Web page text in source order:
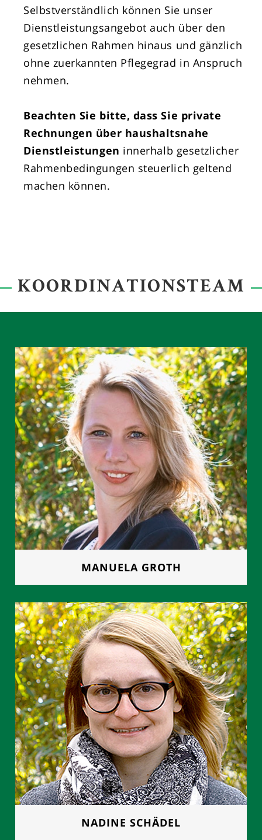
Selbstverständlich können Sie unser
Dienstleistungsangebot auch über den
gesetzlichen Rahmen hinaus und gänzlich
ohne zuerkannten Pflegegrad in Anspruch
nehmen.
Beachten Sie bitte, dass Sie private
Rechnungen über haushaltsnahe
Dienstleistungen innerhalb gesetzlicher
Rahmenbedingungen steuerlich geltend
machen können.
KOORDINATIONSTEAM
MANUELA GROTH
FRAU MANUELA GROTH
Geschäftsleitung
0177 - 8892614
NADINE SCHÄDEL